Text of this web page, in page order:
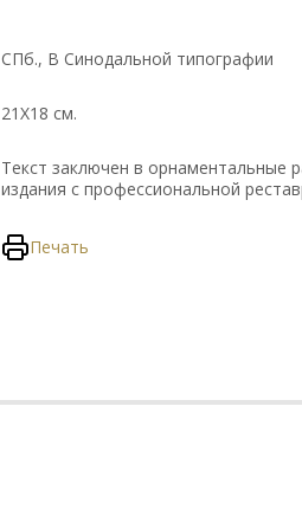
СПб., В Синодальной типографии
21Х18 см.
Текст заключен в орнаментальные
издания с профессиональной
Печать